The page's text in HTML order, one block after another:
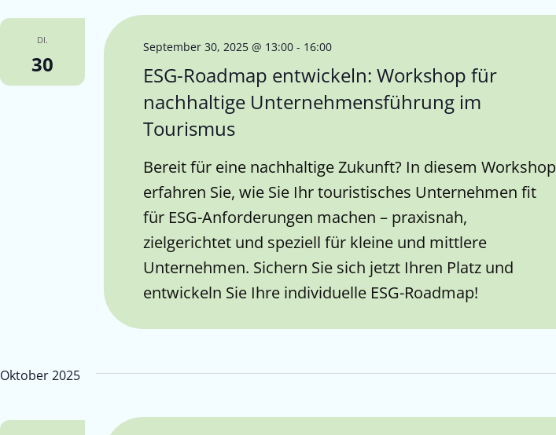
DI.
30
ESG-Roadmap entwickeln: Workshop für
nachhaltige Unternehmensführung im
Tourismus
September 30, 2025 @ 13:00 - 16:00
Bereit für eine nachhaltige Zukunft? In diesem Workshop
erfahren Sie, wie Sie Ihr touristisches Unternehmen fit
für ESG-Anforderungen machen – praxisnah,
zielgerichtet und speziell für kleine und mittlere
Unternehmen. Sichern Sie sich jetzt Ihren Platz und
entwickeln Sie Ihre individuelle ESG-Roadmap!
Oktober 2025